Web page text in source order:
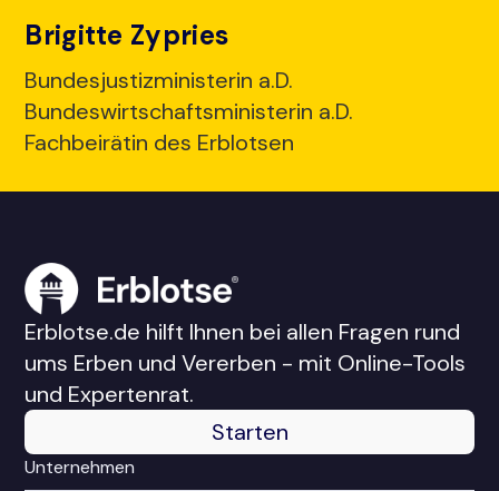
Brigitte Zypries
Bundesjustizministerin a.D.
Bundeswirtschaftsministerin a.D.
Fachbeirätin des Erblotsen
Erblotse.de hilft Ihnen bei allen Fragen rund
ums Erben und Vererben - mit Online-Tools
und Expertenrat.
Starten
Unternehmen